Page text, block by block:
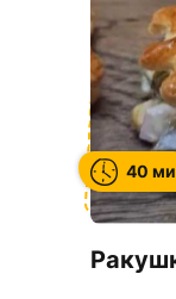
40